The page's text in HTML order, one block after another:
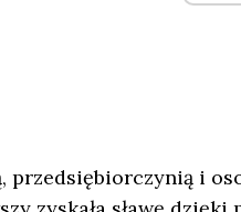
przedsiębiorczynią i